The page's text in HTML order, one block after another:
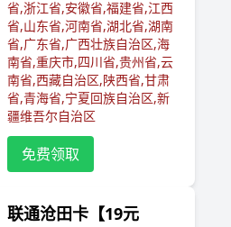
省,浙江省,安徽省,福建省,江西
省,山东省,河南省,湖北省,湖南
省,广东省,广西壮族自治区,海
南省,重庆市,四川省,贵州省,云
南省,西藏自治区,陕西省,甘肃
省,青海省,宁夏回族自治区,新
疆维吾尔自治区
免费领取
联通沧田卡【19元